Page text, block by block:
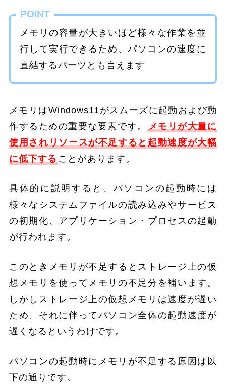
POINT
メモリの容量が大きいほど様々な作業を並
行して実行できるため、パソコンの速度に
直結するパーツとも言えます
メモリはWindows11がスムーズに起動および動
作するための重要な要素です。
メモリが大量に
使用されリソースが不足すると起動速度が大幅
に低下する ことがあります。
具体的に説明すると、パソコンの起動時には
様々なシステムファイルの読み込みやサービス
の初期化、アプリケーション・プロセスの起動
が行われます。
このときメモリが不足するとストレージ上の仮
想メモリを使ってメモリの不足分を補います。
しかしストレージ上の仮想メモリは速度が遅い
ため、それに伴ってパソコン全体の起動速度が
遅くなるというわけです。
パソコンの起動時にメモリが不足する原因は以
下の通りです。